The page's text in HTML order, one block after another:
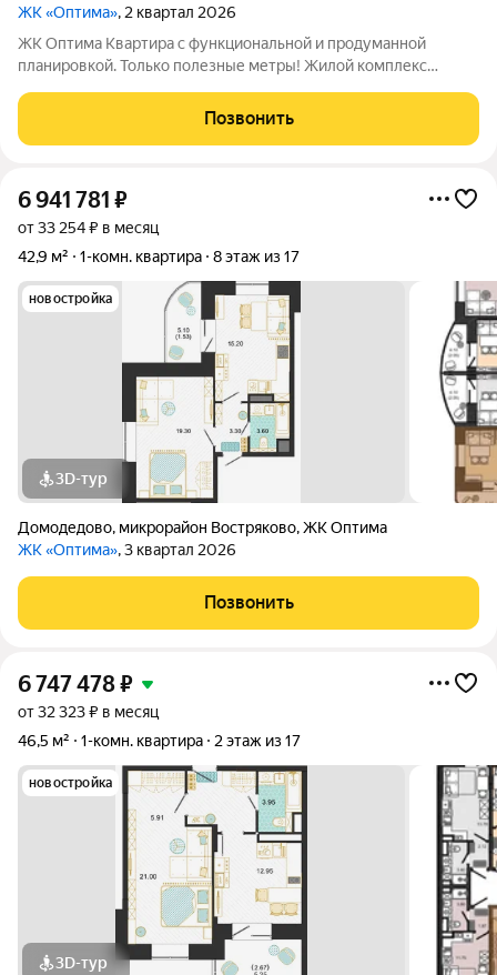
ЖК «Оптима», 2 квартал 2026
ЖК Оптима Квартира с функциональной и продуманной
планировкой. Только полезные метры! Жилой комплекс
жизнью городе. Рядом лес, пруд и городской парк «Елочки». В
непосредственной близости - ТЦ
Позвонить
6 941 781 ₽
от 33 254 ₽ в месяц
42,9 м²
1-комн. квартира 8 этаж из 17
новостройка
3D-тур
Домодедово, микрорайон Востряково,ЖК Оптима
ЖК «Оптима», 3 квартал 2026
Позвонить
6 747 478₽
от 32 323 ₽ в месяц
46,5 м²
1-комн. квартира 2 этаж из 17
новостройка
3D-тур